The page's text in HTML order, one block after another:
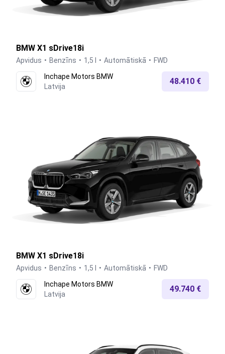
BMW X1 sDrive18i
Apvidus Benzīns 1,5 l Automātiskā
FWD
Inchape Motors BMW
Latvija
48.410 €
BMW X1 sDrive18i
Apvidus Benzīns 1,5 l Automātiskā
FWD
Inchape Motors BMW
Latvija
49.740 €